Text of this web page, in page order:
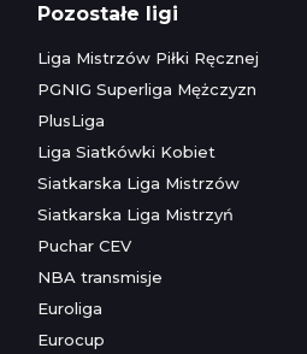
Pozostałe ligi
Liga Mistrzów Piłki Ręcznej
PGNIG Superliga Mężczyzn
PlusLiga
Liga Siatkówki Kobiet
Siatkarska Liga Mistrzów
Siatkarska Liga Mistrzyń
Puchar CEV
NBA transmisje
Euroliga
Eurocup